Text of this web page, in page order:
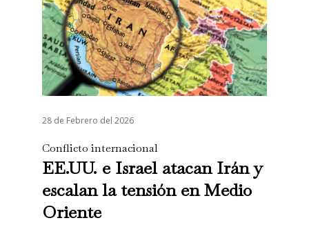
28 de Febrero del 2026
Conflicto internacional
EE.UU. e Israel atacan Irán y
escalan la tensión en Medio
Oriente